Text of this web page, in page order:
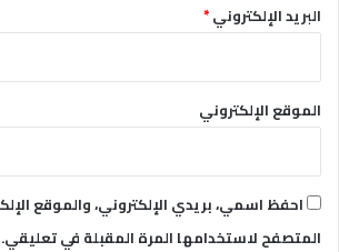
البريد الإلكتروني*
الموقع الإلكتروني
احفظ اسمي، بريدي الإلكتروني، والموقع
المتصفح لاستخدامها المرة المقبلة في تعليقي.